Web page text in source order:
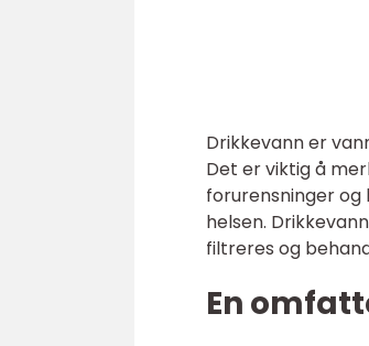
Drikkevann er
Det er viktig å
forurensninger
helsen.
filtreres og
En